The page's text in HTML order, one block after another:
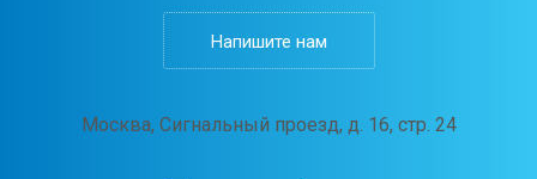
Напишите нам
Москва, Сигнальный проезд, д. 16, стр. 24